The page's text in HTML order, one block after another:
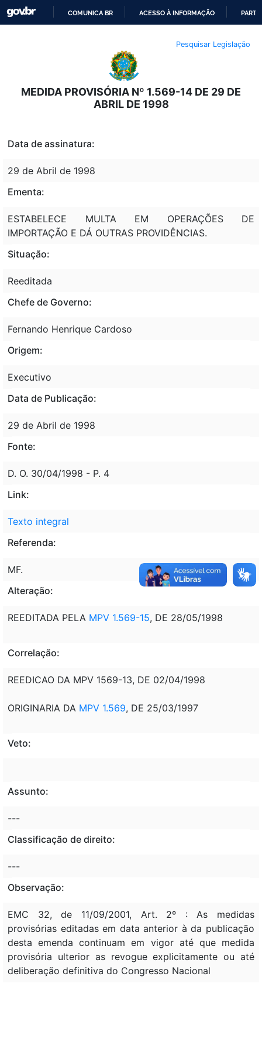
O
CONTEÚDO
COMUNICA BR ACESSO À INFORMAÇÃO
Pesquisar Legislação
MEDIDA PROVISÓRIA Nº 1.569-14 DE 29 DE
ABRIL DE 1998
Data de assinatura:
29 de Abril de 1998
Ementa:
ESTABELECE MULTA EM OPERAÇÕES DE
IMPORTAÇÃO E DÁ OUTRAS PROVIDÊNCIAS.
Situação:
Reeditada
Chefe de Governo:
Fernando Henrique Cardoso
Origem:
Executivo
Data de Publicação:
29 de Abril de 1998
Fonte:
D. O. 30/04/1998 - P. 4
Link:
Texto integral
Referenda:
MF.
Alteração:
REEDITADA PELA MPV 1.569-15, DE 28/05/1998
Correlação:
REEDICAO DA MPV 1569-13, DE 02/04/1998
ORIGINARIA DA MPV 1.569, DE 25/03/1997
Veto:
Assunto:
---
Classificação de direito:
---
Observação:
EMC 32, de 11/09/2001, Art. 2º : As medidas
provisórias editadas em data anterior à da publicação
desta emenda continuam em vigor até que medida
provisória ulterior as revogue explicitamente ou até
deliberação definitiva do Congresso Nacional